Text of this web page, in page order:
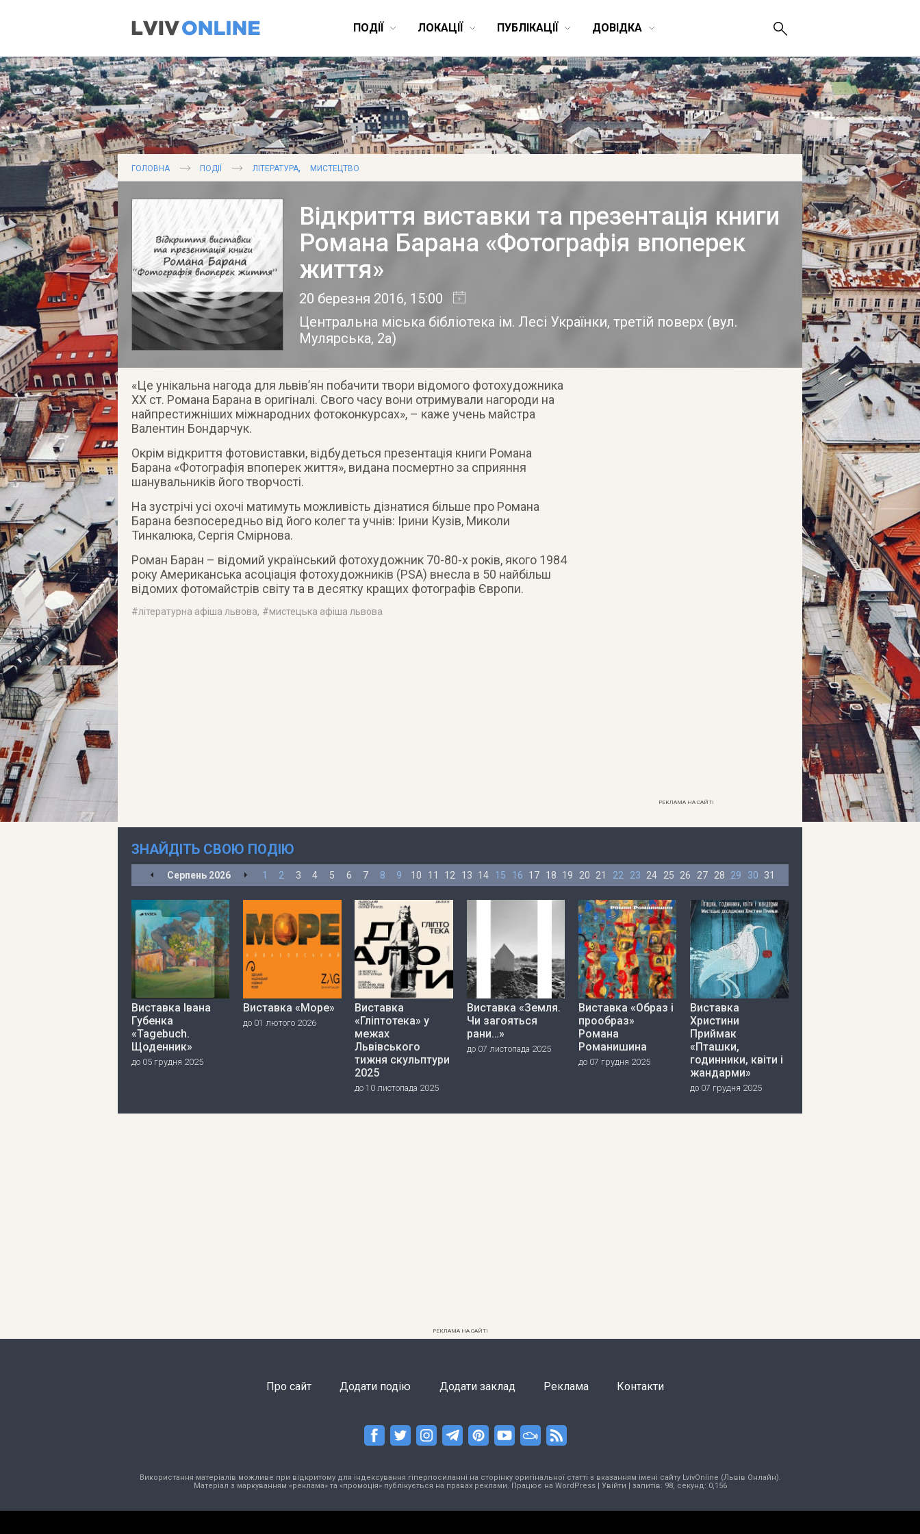
ПОДІЇ ЛОКАЦІЇ ПУБЛІКАЦІЇ ДОВІДКА
ГОЛОВНА ПОДІЇ ЛІТЕРАТУРА, МИСТЕЦТВО
Відкриття виставки та презентація книги
Романа Барана «Фотографія впоперек
життя»
20 березня 2016, 15:00
Центральна міська бібліотека ім. Лесі Українки, третій поверх (вул.
Мулярська, 2а)
«Це унікальна нагода для львів’ян побачити твори відомого фотохудожника
ХХ ст. Романа Барана в оригіналі. Свого часу вони отримували нагороди на
найпрестижніших міжнародних фотоконкурсах», – каже учень майстра
Валентин Бондарчук.
Окрім відкриття фотовиставки, відбудеться презентація книги Романа
Барана «Фотографія впоперек життя», видана посмертно за сприяння
шанувальників його творчості.
На зустрічі усі охочі матимуть можливість дізнатися більше про Романа
Барана безпосередньо від його колег та учнів: Ірини Кузів, Миколи
Тинкалюка, Сергія Смірнова.
Роман Баран – відомий український фотохудожник 70-80-х років, якого 1984
року Американська асоціація фотохудожників (PSA) внесла в 50 найбільш
відомих фотомайстрів світу та в десятку кращих фотографів Європи.
#літературна афіша львова, #мистецька афіша львова
РЕКЛАМА НА САЙТІ
ЗНАЙДІТЬ СВОЮ ПОДІЮ
Серпень 2026 1 2 3 4 5 6 7 8 9 10 11 12 13 14 15 16 17 18 19 20 21 22 23 24 25 26 27 28 29 30 31
Виставка Івана
Губенка
«Tagebuch.
Щоденник»
до 05 грудня 2025
Виставка «Море»
до 01 лютого 2026
Виставка
«Гліптотека» у
межах
Львівського
тижня скульптури
2025
до 10 листопада 2025
Виставка «Земля.
Чи загояться
рани…»
до 07 листопада 2025
Виставка «Образ і
прообраз»
Романа
Романишина
до 07 грудня 2025
Виставка
Христини
Приймак
«Пташки,
годинники, квіти і
жандарми»
до 07 грудня 2025
РЕКЛАМА НА САЙТІ
Про сайт Додати подію Додати заклад Реклама Контакти
Використання матеріалів можливе при відкритому для індексування гіперпосиланні на сторінку оригінальної статті з вказанням імені сайту LvivOnline (Львів Онлайн).
Матеріал з маркуванням «реклама» та «промоція» публікується на правах реклами. Працює на WordPress| Увійти | запитів: 98, секунд: 0,156